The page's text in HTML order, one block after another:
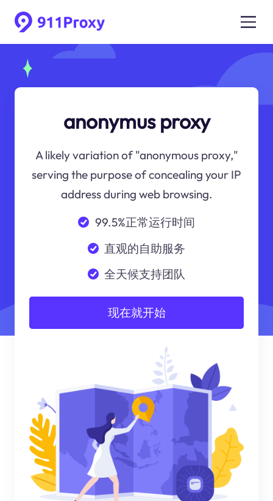
anonymus proxy
A likely variation of "anonymous proxy,"
serving the purpose of concealing your IP
address during web browsing.
99.5%正常运行时间
直观的自助服务
全天候支持团队
现在就开始